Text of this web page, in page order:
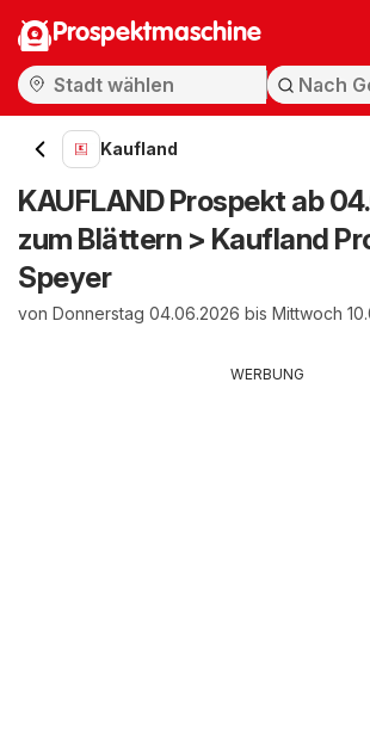
Prospektmaschine
Kaufland
KAUFLAND Prospekt ab
zum Blättern > Kaufland
Speyer
von Donnerstag 04.06.2026 bis Mittwoch
WERBUNG